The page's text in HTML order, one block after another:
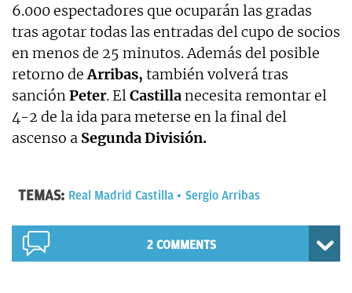
6.000 espectadores que ocuparán las gradas
tras agotar todas las entradas del cupo de socios
en menos de 25 minutos. Además del posible
retorno deArribas, también volverá tras
sanciónPeter. ElCastillanecesita remontar el
4-2 de la ida para meterse en la final del
ascenso a Segunda División.
TEMAS: Real Madrid Castilla Sergio Arribas
2 COMMENTS